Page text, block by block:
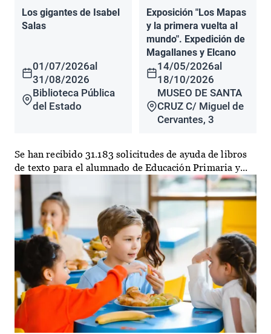
Los gigantes de Isabel
Salas
01/07/2026al
31/08/2026
Biblioteca Pública
del Estado
Exposición "Los Mapas
y la primera vuelta al
mundo". Expedición de
Magallanes y Elcano
14/05/2026al
18/10/2026
MUSEO DE SANTA
CRUZ C/ Miguel de
Cervantes, 3
Se han recibido 31.183 solicitudes de ayuda de libros
de texto para el alumnado de Educación Primaria y...